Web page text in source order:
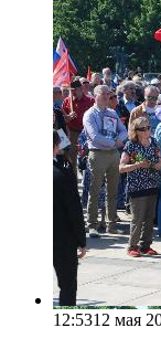
12:5312 мая